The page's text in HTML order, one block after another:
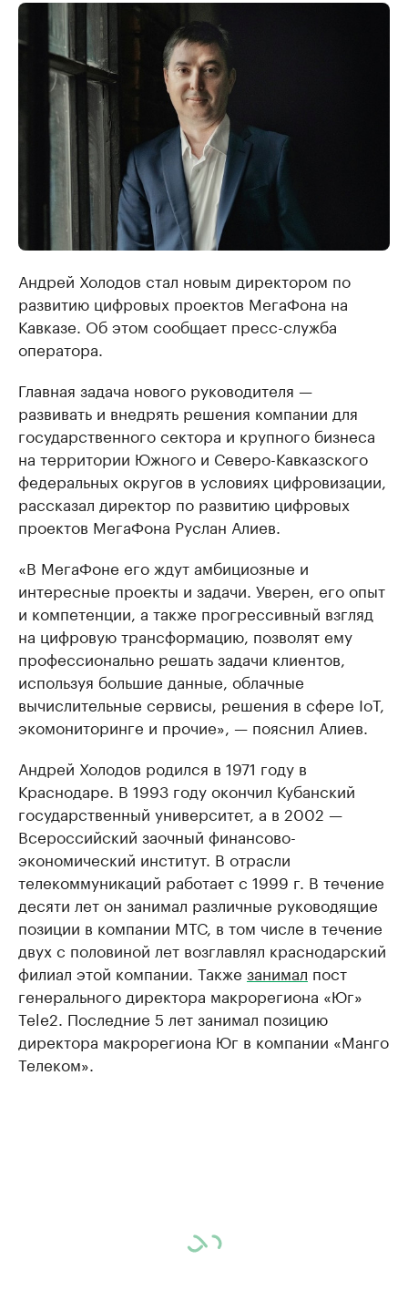
Андрей Холодов стал новым директором по
развитию цифровых проектов МегаФона на
Кавказе. Об этом сообщает пресс-служба
оператора.
Главная задача нового руководителя —
развивать и внедрять решения компании для
государственного сектора и крупного бизнеса
на территории Южного и Северо-Кавказского
федеральных округов в условиях цифровизации,
рассказал директор по развитию цифровых
проектов МегаФона Руслан Алиев.
«В МегаФоне его ждут амбициозные и
интересные проекты и задачи. Уверен, его опыт
и компетенции, а также прогрессивный взгляд
на цифровую трансформацию, позволят ему
профессионально решать задачи клиентов,
используя большие данные, облачные
вычислительные сервисы, решения в сфере IoT,
экомониторинге и прочие», — пояснил Алиев.
Андрей Холодов родился в 1971 году в
Краснодаре. В 1993 году окончил Кубанский
государственный университет, а в 2002 —
Всероссийский заочный финансово-
экономический институт. В отрасли
телекоммуникаций работает с 1999 г. В течение
десяти лет он занимал различные руководящие
позиции в компании МТС, в том числе в течение
двух с половиной лет возглавлял краснодарский
филиал этой компании. Также занимал пост
генерального директора макрорегиона «Юг»
Tele2. Последние 5 лет занимал позицию
директора макрорегиона Юг в компании «Манго
Телеком».